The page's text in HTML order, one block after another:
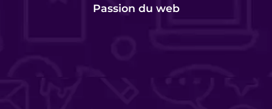
Passion du web